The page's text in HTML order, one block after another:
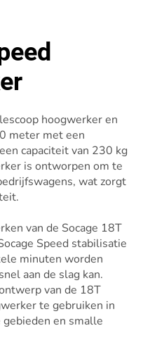
hoogwerker en
meter met een
capaciteit van 230 kg
is ontworpen om te
wat zorgt
van de Socage 18T
Speed stabilisatie
minuten worden
aan de slag kan.
van de 18T
te gebruiken in
en smalle